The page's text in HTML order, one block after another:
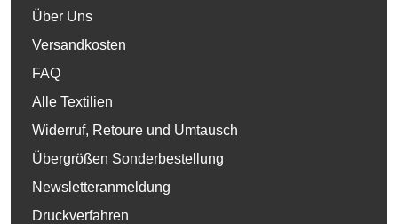
Über Uns
Versandkosten
FAQ
Alle Textilien
Widerruf, Retoure und Umtausch
Übergrößen Sonderbestellung
Newsletteranmeldung
Druckverfahren